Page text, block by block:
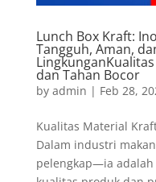
Lunch Box Kraft:
Tangguh, Aman,
dan Tahan Bocor
by admin | Feb 28,
Kualitas Material
Dalam industri
pelengkap—ia